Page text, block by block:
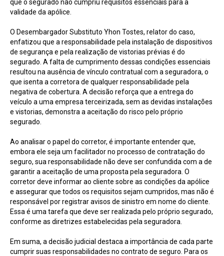
que o segurado não cumpriu requisitos essenciais para a
validade da apólice.
O Desembargador Substituto Yhon Tostes, relator do caso,
enfatizou que a responsabilidade pela instalação de dispositivos
de segurança e pela realização de vistorias prévias é do
segurado. A falta de cumprimento dessas condições essenciais
resultou na ausência de vínculo contratual com a seguradora, o
que isenta a corretora de qualquer responsabilidade pela
negativa de cobertura. A decisão reforça que a entrega do
veículo a uma empresa terceirizada, sem as devidas instalações
e vistorias, demonstra a aceitação do risco pelo próprio
segurado.
Ao analisar o papel do corretor, é importante entender que,
embora ele seja um facilitador no processo de contratação do
seguro, sua responsabilidade não deve ser confundida com a de
garantir a aceitação de uma proposta pela seguradora. O
corretor deve informar ao cliente sobre as condições da apólice
e assegurar que todos os requisitos sejam cumpridos, mas não é
responsável por registrar avisos de sinistro em nome do cliente.
Essa é uma tarefa que deve ser realizada pelo próprio segurado,
conforme as diretrizes estabelecidas pela seguradora.
Em suma, a decisão judicial destaca a importância de cada parte
cumprir suas responsabilidades no contrato de seguro. Para os